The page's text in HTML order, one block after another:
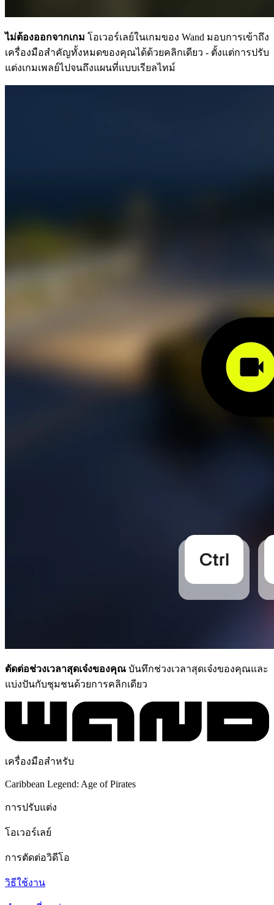
ไม่ต้องออกจากเกม โอเวอร์เลย์ในเกมของ Wand มอบการเข้าถึง
เครื่องมือสำคัญทั้งหมดของคุณได้ด้วยคลิกเดียว - ตั้งแต่การปรับ
แต่งเกมเพลย์ไปจนถึงแผนที่แบบเรียลไทม์
ตัดต่อช่วงเวลาสุดเจ๋งของคุณ บันทึกช่วงเวลาสุดเจ๋งของคุณและ
แบ่งปันกับชุมชนด้วยการคลิกเดียว
เครื่องมือสำหรับ
Caribbean Legend: Age of Pirates
การปรับแต่ง
โอเวอร์เลย์
การตัดต่อวิดีโอ
วิธีใช้งาน